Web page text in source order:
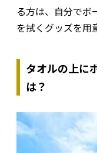
る方は、自分でボ
を拭くグッズを用
タオルの上に
は？